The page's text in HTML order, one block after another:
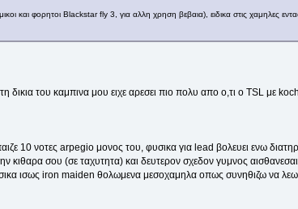
και φορητοι Blackstar fly 3, για αλλη χρηση βεβαια), ειδικα στις χαμηλες
του καμπινα μου ειχε αρεσει πιο πολυ απο ο,τι ο TSL με
10 νοτες arpegio μονος του, φυσικα για lead βολευει ενω
σου (σε ταχυτητα) και δευτερον σχεδον γυμνος αισθανεσαι.
ισως iron maiden θολωμενα μεσοχαμηλα οπως συνηθιζω να